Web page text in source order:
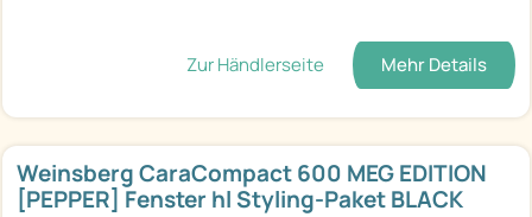
Zur Händlerseite Mehr Details
Weinsberg CaraCompact 600 MEG EDITION
[PEPPER] Fenster hl Styling-Paket BLACK